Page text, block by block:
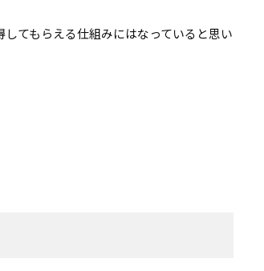
てもらえる仕組みにはなっていると思い